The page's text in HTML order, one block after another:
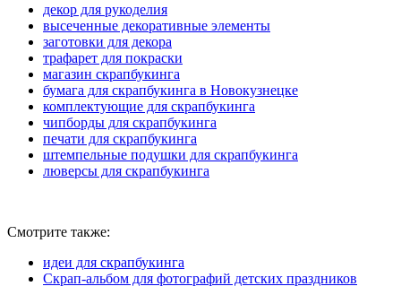
декор для рукоделия
высеченные декоративные элементы
заготовки для декора
трафарет для покраски
магазин скрапбукинга
бумага для скрапбукинга в Новокузнецке
комплектующие для скрапбукинга
чипборды для скрапбукинга
печати для скрапбукинга
штемпельные подушки для скрапбукинга
люверсы для скрапбукинга
Смотрите также:
идеи для скрапбукинга
Скрап-альбом для фотографий детских праздников